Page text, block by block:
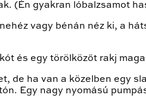
(Én gyakran lóbalzsamot
vagy bénán néz ki, a
és egy törölközőt rakj
de ha van a közelben egy
Egy nagy nyomású